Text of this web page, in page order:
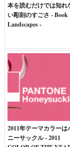
本を読むだけでは知れ
い彫刻のすごさ - Book
Landscapes -
2011年テーマカラーは
ニーサックル - 2011